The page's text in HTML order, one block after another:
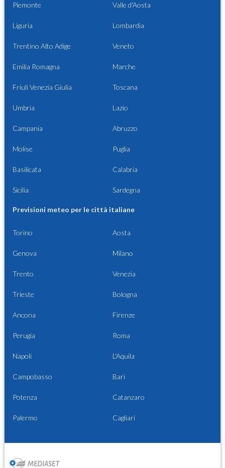
Piemonte Valle d'Aosta
Liguria Lombardia
Trentino Alto Adige Veneto
Emilia Romagna Marche
Friuli Venezia Giulia Toscana
Umbria Lazio
Campania Abruzzo
Molise Puglia
Basilicata Calabria
Sicilia Sardegna
Previsioni meteo per le città italiane
Torino Aosta
Genova Milano
Trento Venezia
Trieste Bologna
Ancona Firenze
Perugia Roma
Napoli L'Aquila
Campobasso Bari
Potenza Catanzaro
Palermo Cagliari